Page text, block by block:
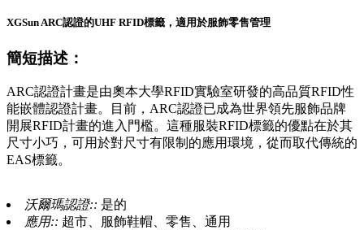
XGSun ARC認證的UHF RFID標籤，適用於服飾零售管理
簡短描述：
ARC認證計畫是由奧本大學RFID實驗室研發的高品質RFID性
能嵌體認證計畫。目前，ARC認證已成為世界領先服飾品牌
開展RFID計畫的進入門檻。這種服裝RFID標籤的優點在於其
尺寸小巧，可用於對尺寸有限制的應用環境，從而取代傳統的
EAS標籤。
沃爾瑪認證:: 是的
應用:: 超市、服飾鞋帽、零售、通用